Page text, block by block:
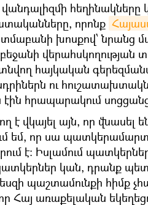
հեղինակները
որոնք
խոսքով՝ նրանց
վերահսկողության
հայկական
ու
հրապարակում
է վկայել այն, որ վնասել
եմ, որ սա
է։ Իսլամում
կան, դրանք
պաշտամունքի հիմք
Հայ առաքելական